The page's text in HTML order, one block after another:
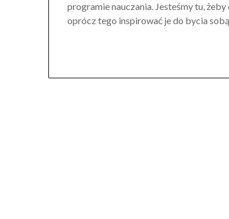
programie nauczania. Jesteśmy tu,
oprócz tego inspirować je do bycia